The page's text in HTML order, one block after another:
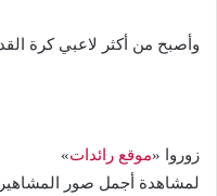
وأصبح من أكثر لاعبي كرة
زوروا «موقع رائدات»
لمشاهدة أجمل صور المشاهير